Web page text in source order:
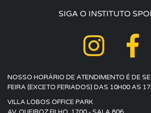
SIGA O INSTITUTO
NOSSO HORÁRIO DE ATENDIMENTO É DE
FEIRA (EXCETO FERIADOS) DAS 10H00 AS
VILLA LOBOS OFFICE PARK